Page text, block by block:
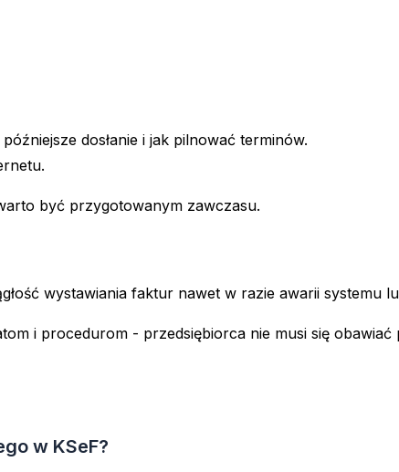
dosłanie i jak pilnować terminów.
być przygotowanym zawczasu.
wystawiania faktur nawet w razie awarii systemu
i procedurom - przedsiębiorca nie musi się
w KSeF?